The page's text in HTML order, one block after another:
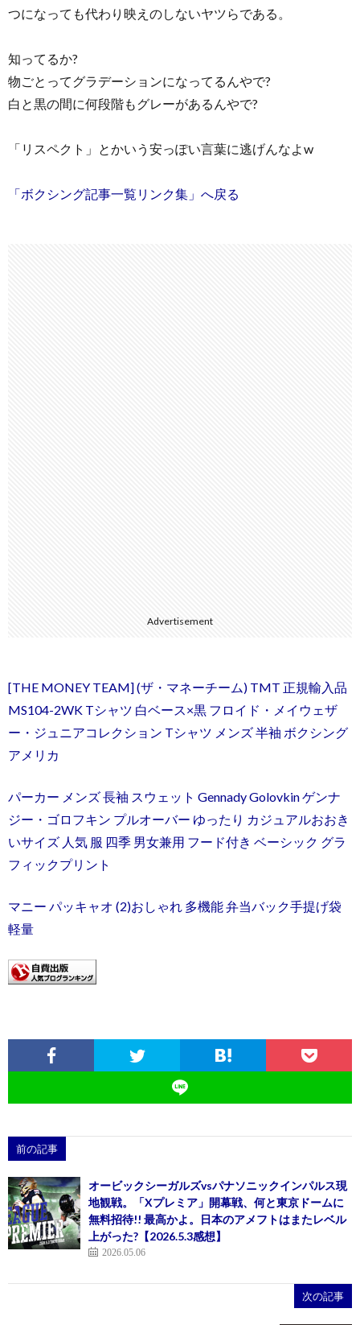
つになっても代わり映えのしないヤツらである。
知ってるか?
物ごとってグラデーションになってるんやで?
白と黒の間に何段階もグレーがあるんやで?
「リスペクト」とかいう安っぽい言葉に逃げんなよw
「ボクシング記事一覧リンク集」へ戻る
Advertisement
[THE MONEY TEAM] (ザ・マネーチーム) TMT 正規輸入品
MS104-2WK Tシャツ 白ベース×黒 フロイド・メイウェザ
ー・ジュニアコレクション Tシャツ メンズ 半袖 ボクシング
アメリカ
パーカー メンズ 長袖 スウェット Gennady Golovkin ゲンナ
ジー・ゴロフキン プルオーバー ゆったり カジュアルおおき
いサイズ 人気 服 四季 男女兼用 フード付き ベーシック グラ
フィックプリント
マニー パッキャオ (2)おしゃれ 多機能 弁当バック手提げ袋
軽量
前の記事
オービックシーガルズvsパナソニックインパルス現
地観戦。「Xプレミア」開幕戦、何と東京ドームに
無料招待!! 最高かよ。日本のアメフトはまたレベル
上がった?【2026.5.3感想】
2026.05.06
次の記事